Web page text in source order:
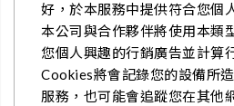
好，於本服務中提供符合您個
本公司與合作夥伴將使用本類
您個人興趣的行銷廣告並計算
Cookies將會記錄您的設備所
服務，也可能會追蹤您在其他